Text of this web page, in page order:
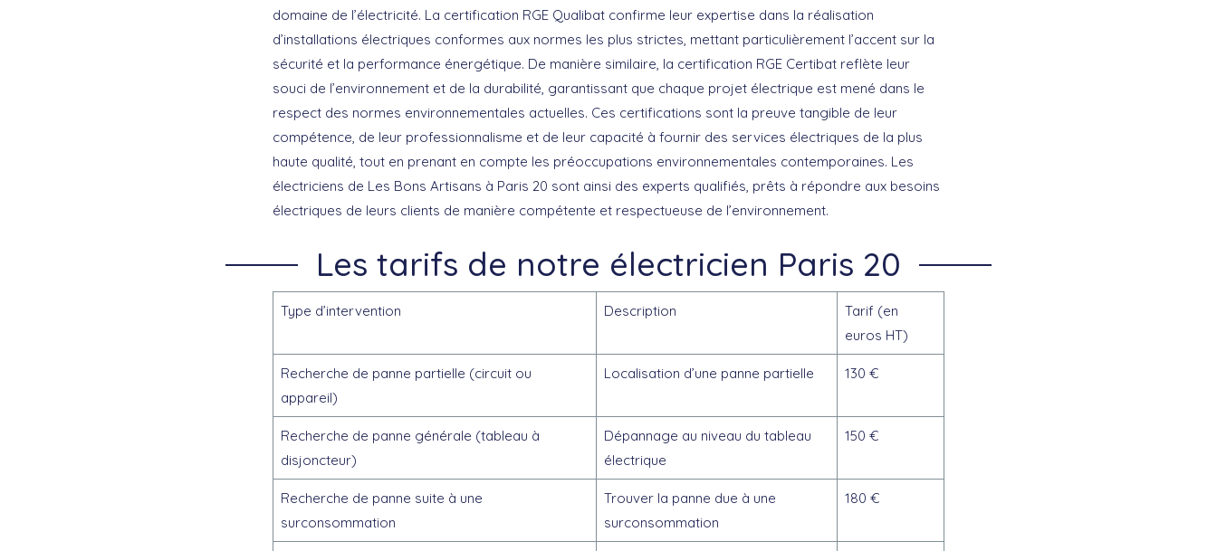
domaine de l’électricité. La certification RGE Qualibat confirme leur expertise dans la réalisation
d’installations électriques conformes aux normes les plus strictes, mettant particulièrement l’accent sur la
sécurité et la performance énergétique. De manière similaire, la certification RGE Certibat reflète leur
souci de l’environnement et de la durabilité, garantissant que chaque projet électrique est mené dans le
respect des normes environnementales actuelles. Ces certifications sont la preuve tangible de leur
compétence, de leur professionnalisme et de leur capacité à fournir des services électriques de la plus
haute qualité, tout en prenant en compte les préoccupations environnementales contemporaines. Les
électriciens de Les Bons Artisans à Paris 20 sont ainsi des experts qualifiés, prêts à répondre aux besoins
électriques de leurs clients de manière compétente et respectueuse de l’environnement.
Les tarifs de notre électricien Paris 20
Type d’intervention Description
Tarif (en
euros HT)
Recherche de panne partielle (circuit ou
appareil)
Localisation d’une panne partielle 130 €
Recherche de panne générale (tableau à
disjoncteur)
Dépannage au niveau du tableau
électrique
150 €
Recherche de panne suite à une
surconsommation
Trouver la panne due à une
surconsommation
180 €